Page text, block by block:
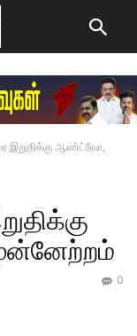
இறுதிக்கு ஆண்ட்ரீவா,
0